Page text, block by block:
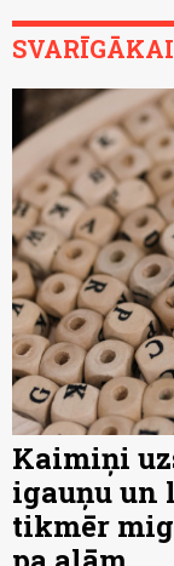
Kaimiņi
igauņu un
tikmēr